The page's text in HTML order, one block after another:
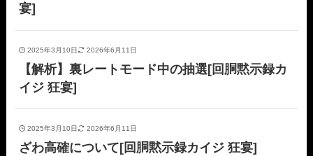
宴]
2025年3月10日 2026年6月11日
【解析】裏レートモード中の抽選[回胴黙示録カ
イジ 狂宴]
2025年3月10日 2026年6月11日
ざわ高確について[回胴黙示録カイジ 狂宴]